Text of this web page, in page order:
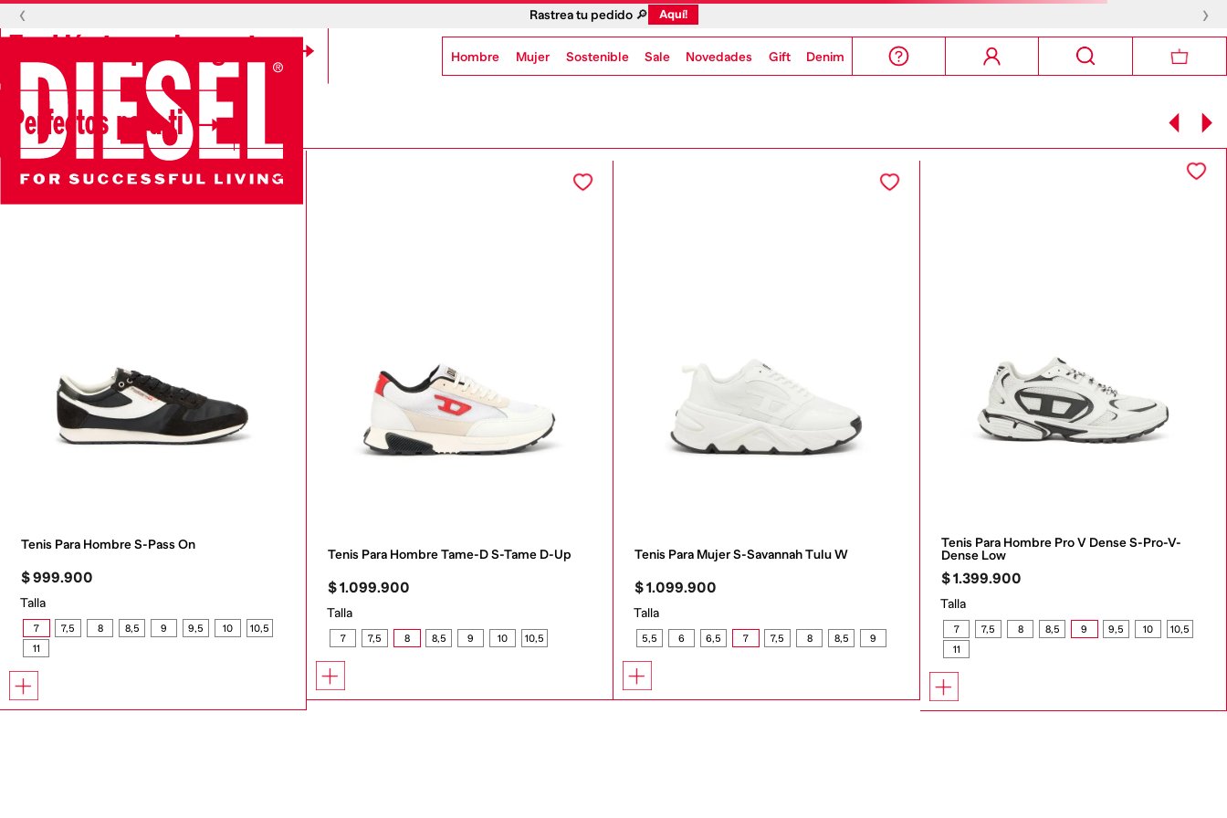
‹ Rastrea tu pedido 🔎 Aquí! ›
Hombre Mujer Sostenible Sale Novedades Gift Denim
Perfectos para ti
Tenis Para Hombre S-Pass On
$999.900
Talla
7 7,5 8 8,5 9 9,5 10
10,5
11
Tenis Para Hombre Tame-D S-Tame D-Up
$1.099.900
Talla
7 7,5 8 8,5 9 10 10,5
Tenis Para Mujer S-Savannah Tulu W
$1.099.900
Talla
5,5 6 6,5 7 7,5 8 8,5 9
Tenis Para Hombre Pro V Dense S-Pro-V-
Dense Low
$1.399.900
Talla
7 7,5 8 8,5 9 9,5 10
10,5
11